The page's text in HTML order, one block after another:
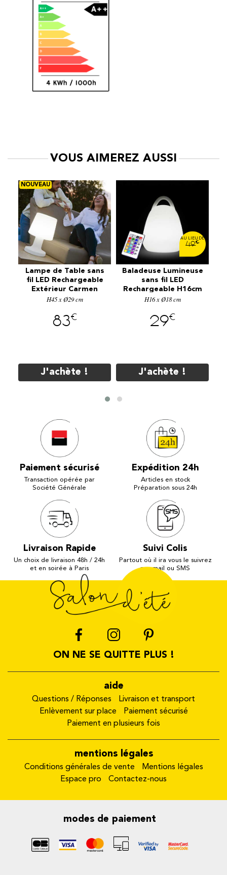
VOUS AIMEREZ AUSSI
Lampe de Table sans
fil LED Rechargeable
Extérieur Carmen
H45cm
H45 x Ø29 cm
83€
J'achète !
49€
Baladeuse Lumineuse
sans fil LED
Rechargeable H16cm
GQ0816
H16 x Ø18 cm
29€
J'achète !
Paiement sécurisé
Transaction opérée par
Société Générale
Expédition 24h
Articles en stock
Préparation sous 24h
Livraison Rapide
Un choix de livraison 48h / 24h
et en soirée à Paris
Suivi Colis
Partout où il ira vous le suivrez
par mail ou SMS
ON NE SE QUITTE PLUS !
aide
Questions / Réponses
Livraison et transport
Enlèvement sur place
Paiement sécurisé
Paiement en plusieurs fois
mentions légales
Conditions générales de vente
Mentions légales
Espace pro
Contactez-nous
modes de paiement